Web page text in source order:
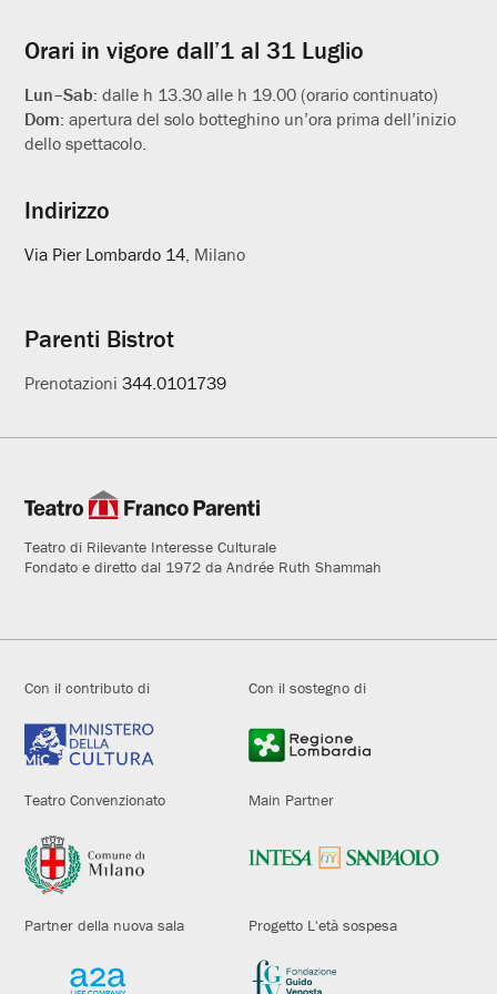
Orari in vigore dall’1 al 31 Luglio
Lun–Sab:dalle h 13.30 alle h 19.00 (orario continuato)
Dom:apertura del solo botteghino un’ora prima dell’inizio
dello spettacolo.
Indirizzo
Via Pier Lombardo 14 , Milano
Parenti Bistrot
Prenotazioni344.0101739
Teatro di Rilevante Interesse Culturale
Fondato e diretto dal 1972 da Andrée Ruth Shammah
Con il contributo di Con il sostegno di
Teatro Convenzionato Main Partner
Partner della nuova sala Progetto L'età sospesa